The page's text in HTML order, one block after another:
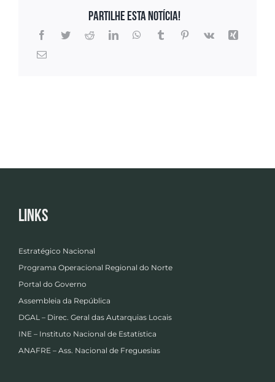
Partilhe esta notícia!
Links
Estratégico Nacional
Programa Operacional Regional do Norte
Portal do Governo
Assembleia da República
DGAL – Direc. Geral das Autarquias Locais
INE – Instituto Nacional de Estatística
ANAFRE – Ass. Nacional de Freguesias